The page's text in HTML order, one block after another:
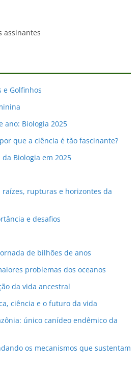
assinantes
e Golfinhos
ano: Biologia 2025
que a ciência é tão fascinante?
Biologia em 2025
raízes, rupturas e horizontes da
e desafios
de bilhões de anos
problemas dos oceanos
da vida ancestral
ciência e o futuro da vida
único canídeo endêmico da
os mecanismos que sustentam